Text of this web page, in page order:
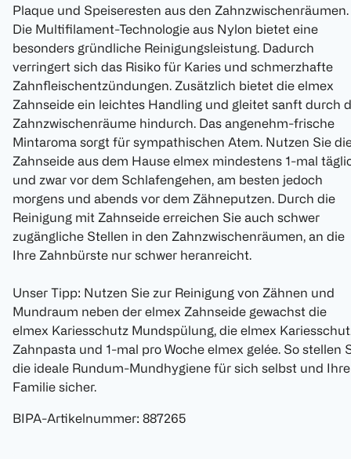
Plaque und Speiseresten aus den Zahnzwischenräumen.
Die Multifilament-Technologie aus Nylon bietet eine
besonders gründliche Reinigungsleistung. Dadurch
verringert sich das Risiko für Karies und schmerzhafte
Zahnfleischentzündungen. Zusätzlich bietet die elmex
Zahnseide ein leichtes Handling und gleitet sanft durch
Zahnzwischenräume hindurch. Das angenehm-frische
Mintaroma sorgt für sympathischen Atem. Nutzen Sie
Zahnseide aus dem Hause elmex mindestens 1-mal
und zwar vor dem Schlafengehen, am besten jedoch
morgens und abends vor dem Zähneputzen. Durch die
Reinigung mit Zahnseide erreichen Sie auch schwer
zugängliche Stellen in den Zahnzwischenräumen, an die
Ihre Zahnbürste nur schwer heranreicht.
Unser Tipp: Nutzen Sie zur Reinigung von Zähnen und
Mundraum neben der elmex Zahnseide gewachst die
elmex Kariesschutz Mundspülung, die elmex
Zahnpasta und 1-mal pro Woche elmex gelée. So stellen
die ideale Rundum-Mundhygiene für sich selbst und Ihre
Familie sicher.
BIPA-Artikelnummer: 887265